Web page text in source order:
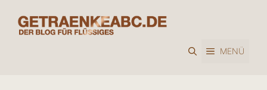
Inhalt
springen
MENÜ